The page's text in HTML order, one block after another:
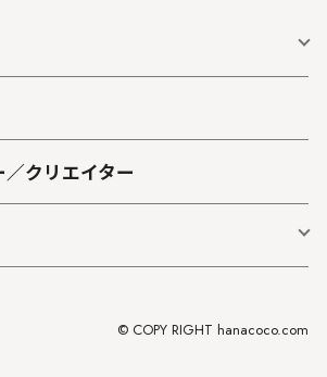
クリエイター
© COPY RIGHT hanacoco.com